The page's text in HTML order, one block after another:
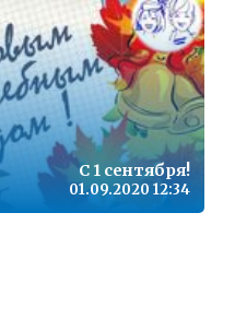
С 1 сентября!
01.09.2020 12:34